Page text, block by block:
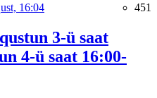
16:04 451
3-ü saat
4-ü saat 16:00-